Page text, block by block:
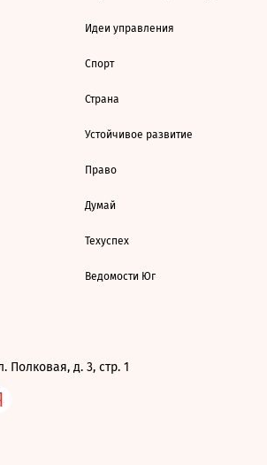
Идеи управления
Спорт
Страна
Устойчивое развитие
Право
Думай
Техуспех
Ведомости Юг
Полковая, д. 3, стр. 1